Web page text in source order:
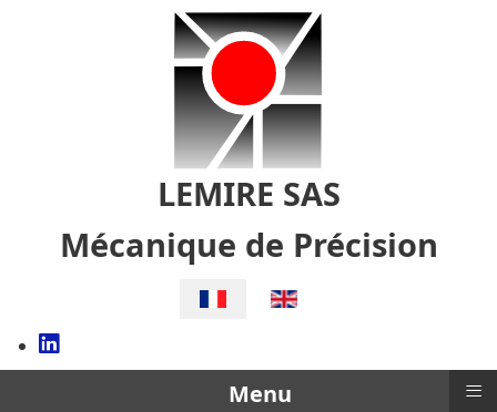
LEMIRE SAS
Mécanique de Précision
Sélectionnez votre langue
Menu ≡